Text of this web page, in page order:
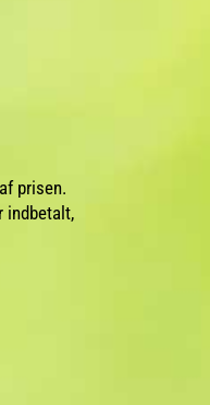
prisen.
indbetalt,